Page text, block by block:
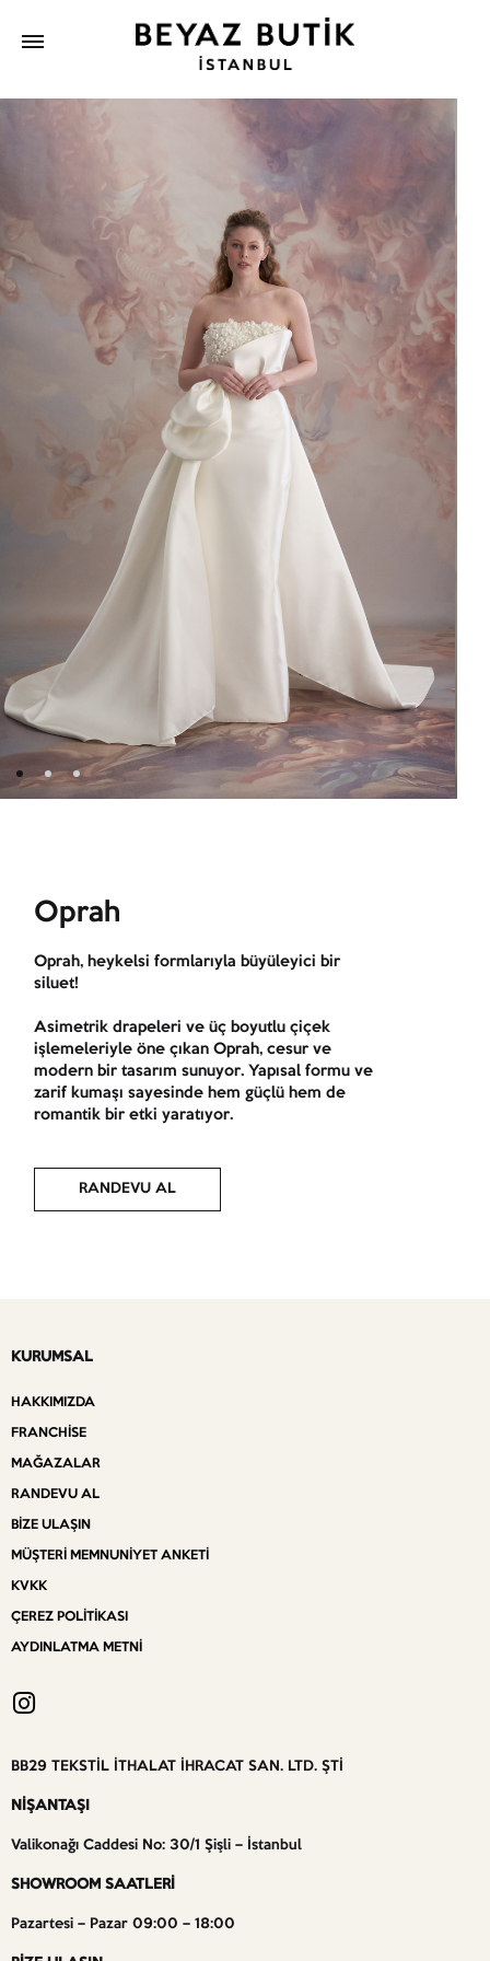
Oprah
Oprah, heykelsi formlarıyla büyüleyici bir
siluet!
Asimetrik drapeleri ve üç boyutlu çiçek
işlemeleriyle öne çıkan Oprah, cesur ve
modern bir tasarım sunuyor. Yapısal formu ve
zarif kumaşı sayesinde hem güçlü hem de
romantik bir etki yaratıyor.
RANDEVU AL
KURUMSAL
HAKKIMIZDA
FRANCHISE
MAĞAZALAR
RANDEVU AL
BIZE ULAŞIN
MÜŞTERI MEMNUNIYET ANKETI
KVKK
ÇEREZ POLITIKASI
AYDINLATMA METNI
BB29 TEKSTİL İTHALAT İHRACAT SAN. LTD. ŞTİ
NİŞANTAŞI
Valikonağı Caddesi No: 30/1 Şişli – İstanbul
SHOWROOM SAATLERİ
Pazartesi – Pazar 09:00 – 18:00